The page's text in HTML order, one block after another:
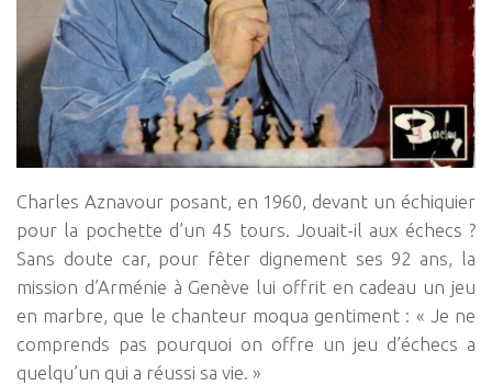
Charles Aznavour posant, en 1960, devant un échiquier
pour la pochette d’un 45 tours. Jouait-il aux échecs ?
Sans doute car, pour fêter dignement ses 92 ans, la
mission d’Arménie à Genève lui offrit en cadeau un jeu
en marbre, que le chanteur moqua gentiment : « Je ne
comprends pas pourquoi on offre un jeu d’échecs a
quelqu’un qui a réussi sa vie. »